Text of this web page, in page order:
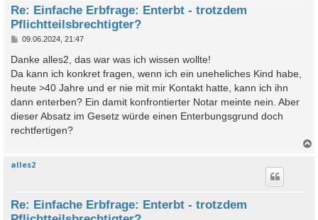
Re: Einfache Erbfrage: Enterbt - trotzdem
Pflichtteilsbrechtigter?
B
i
r
a
g
09.06.2024, 21:47
Danke alles2, das war was ich wissen wollte!
Da kann ich konkret fragen, wenn ich ein uneheliches Kind habe,
heute >40 Jahre und er nie mit mir Kontakt hatte, kann ich ihn
dann enterben? Ein damit konfrontierter Notar meinte nein. Aber
dieser Absatz im Gesetz würde einen Enterbungsgrund doch
rechtfertigen?
alles2
Re: Einfache Erbfrage: Enterbt - trotzdem